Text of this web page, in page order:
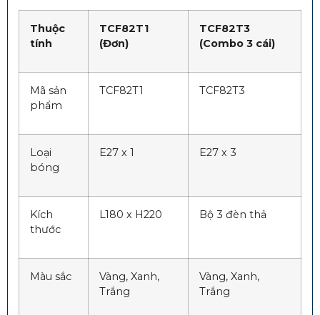
Thuộc
tính
TCF82T1
(Đơn)
TCF82T3
(Combo 3 cái)
Mã sản
phẩm
TCF82T1 TCF82T3
Loại
bóng
E27 x 1 E27 x 3
Kích
thước
L180 x H220 Bộ 3 đèn thả
Màu sắc
Vàng, Xanh,
Trắng
Vàng, Xanh,
Trắng